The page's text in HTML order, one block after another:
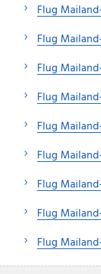
Flug
Flug
Flug
Flug
Flug
Flug
Flug
Flug
Flug